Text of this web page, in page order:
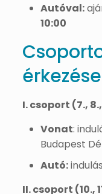
Autóval:
10:00
I. csoport (7.,
Vonat:
Budapest
Autó:
II. csoport (10.,